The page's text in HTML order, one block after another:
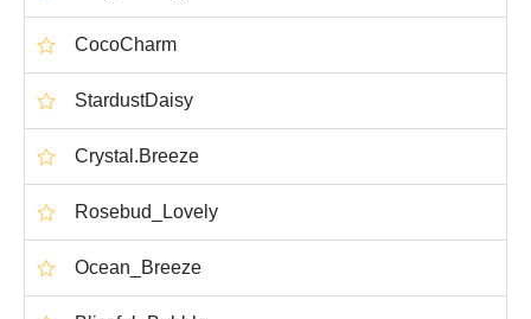
CocoCharm
StardustDaisy
Crystal.Breeze
Rosebud_Lovely
Ocean_Breeze